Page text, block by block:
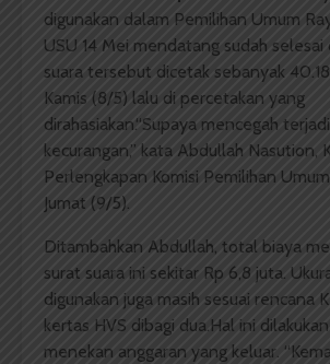
digunakan dalam Pemilihan Umum
USU 14 Mei mendatang sudah selesai
suara tersebut dicetak sebanyak
Kamis (8/5) lalu di percetakan yang
dirahasiakan.“Supaya mencegah
kecurangan,” kata Abdullah Nasution,
Perlengkapan Komisi Pemilihan
Jumat (9/5).
Ditambahkan Abdullah, total biaya
surat suara ini sekitar Rp 6,8 juta.
digunakan juga masih sesuai rencana
kertas HVS dibagi dua.Hal ini
menekan anggaran yang keluar.